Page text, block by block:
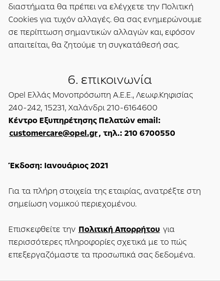
διαστήματα θα πρέπει να ελέγχετε την Πολιτική
Cookies για τυχόν αλλαγές. Θα σας ενημερώνουμε
σε περίπτωση σημαντικών αλλαγών και, εφόσον
απαιτείται, θα ζητούμε τη συγκατάθεσή σας.
6. επικοινωνία
Opel Ελλάς Μονοπρόσωπη Α.Ε.Ε., Λεωφ.Κηφισίας
240-242, 15231, Χαλάνδρι 210-6164600
Κέντρο Εξυπηρέτησης Πελατών email:
customercare@opel.gr, τηλ.: 210 6700550
Έκδοση: Ιανουάριος 2021
Για τα πλήρη στοιχεία της εταιρίας, ανατρέξτε στη
σημείωση νομικού περιεχομένου.
Επισκεφθείτε την Πολιτική Απορρήτου για
περισσότερες πληροφορίες σχετικά με το πώς
επεξεργαζόμαστε τα προσωπικά σας δεδομένα.